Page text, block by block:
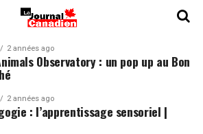
2 années ago
Observatory : un pop up au Bon
2 années ago
: l’apprentissage sensoriel |